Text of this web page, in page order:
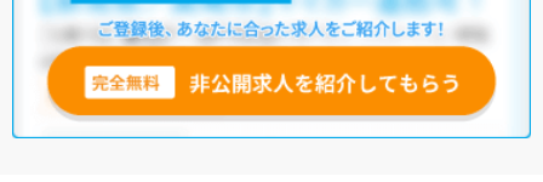
いただくか、お気軽にお問い合わせください。
全国の理学療法士求人から検索いただくことも可能です。
無料転職支援サービス
にお申し込みいただくと、ご希望条件をヒアリン
グした上で求人をご提案いたします。
ご希望条件がまだ定まっていない方は人気の希望条件をピックアップし